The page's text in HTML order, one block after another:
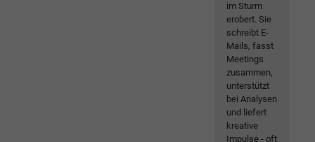
im Sturm
erobert. Sie
schreibt E-
Mails, fasst
Meetings
zusammen,
unterstützt
bei Analysen
und liefert
kreative
Impulse - oft